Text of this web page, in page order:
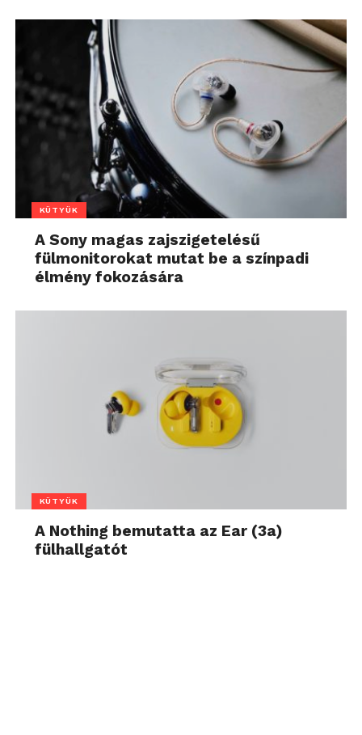
KÜTYÜK
A Sony magas zajszigetelésű
fülmonitorokat mutat be a színpadi
élmény fokozására
KÜTYÜK
A Nothing bemutatta az Ear (3a)
fülhallgatót